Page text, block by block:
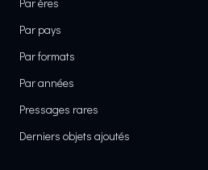
Par pays
Par formats
Par années
Pressages rares
Derniers objets ajoutés